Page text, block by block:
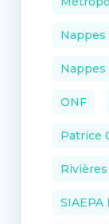
Nappes
ONF
Patrice
Rivières
SIAEPA